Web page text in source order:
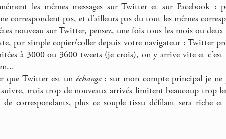
les mêmes messages sur Twitter et sur Facebook
correspondent pas, et d’ailleurs pas du tout les mêmes
nouveau sur Twitter, pensez, une fois tous les mois ou
par simple copier/coller depuis votre navigateur : Twitter
à 3000 ou 3600 tweets (je crois), on y arrive vite et
que Twitter est un échange: sur mon compte principal je ne
mais trop de nouveaux arrivés limitent beaucoup trop
de correspondants, plus ce souple tissu défilant sera riche